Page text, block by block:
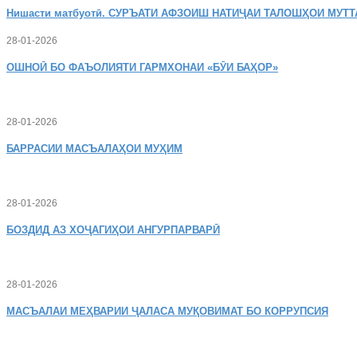
Нишасти матбуотӣ. СУРЪАТИ АФЗОИШ НАТИҶАИ ТАЛОШҲОИ
28-01-2026
ОШНОӢ БО ФАЪОЛИЯТИ ГАРМХОНАИ «БӮИ БАҲОР»
28-01-2026
БАРРАСИИ МАСЪАЛАҲОИ МУҲИМ
28-01-2026
БОЗДИД АЗ ХОҶАГИҲОИ АНГУРПАРВАРӢ
28-01-2026
МАСЪАЛАИ МЕҲВАРИИ ҶАЛАСА МУҚОВИМАТ БО КОРРУПСИЯ